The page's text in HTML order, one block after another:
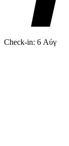
Check-in: 6 Αύγ